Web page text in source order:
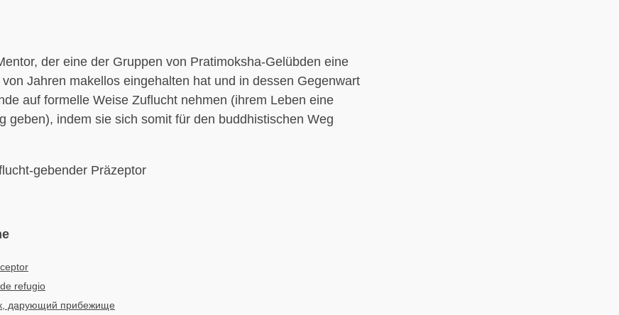
der eine der Gruppen von Pratimoksha-Gelübden eine
Jahren makellos eingehalten hat und in dessen Gegenwart
auf formelle Weise Zuflucht nehmen (ihrem Leben eine
geben), indem sie sich somit für den buddhistischen Weg
gebender Präzeptor
refugio
дарующий прибежище